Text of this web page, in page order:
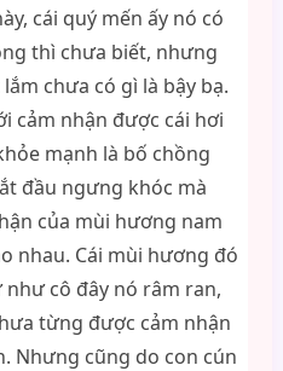
cái quý mến ấy nó có
thì chưa biết, nhưng
chưa có gì là bậy bạ.
cảm nhận được cái hơi
mạnh là bố chồng
đầu ngưng khóc mà
của mùi hương nam
nhau. Cái mùi hương đó
cô đây nó râm ran,
từng được cảm nhận
Nhưng cũng do con cún